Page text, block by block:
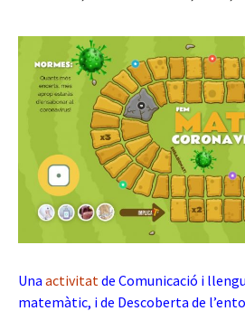
Una activitat de Comunicació i
matemàtic, i de Descoberta de